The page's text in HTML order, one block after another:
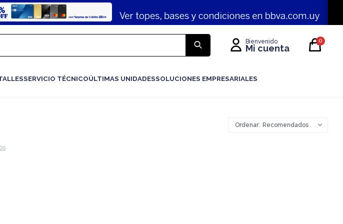
SERVICIO TÉCNICOÚLTIMAS UNIDADESSOLUCIONES EMPRESARIALES
0
Recomendados